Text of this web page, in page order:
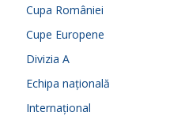
Cupa României
Cupe Europene
Divizia A
Echipa națională
Internațional